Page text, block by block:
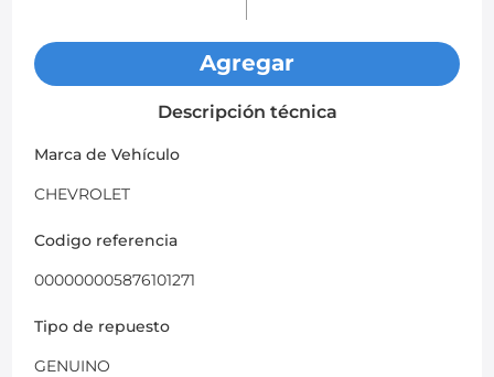
Agregar
Descripción técnica
Marca de Vehículo
CHEVROLET
Codigo referencia
000000005876101271
Tipo de repuesto
GENUINO